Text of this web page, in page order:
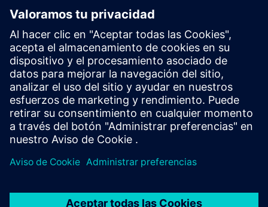
Comenzar
Ponte en contacto con nosotros